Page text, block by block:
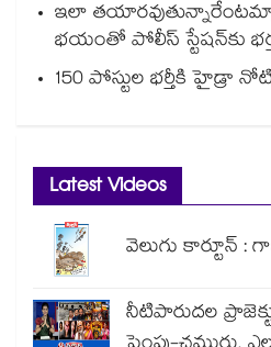
ఇలా
భయంతో పోలీస్ స్టేషన్⁫కు
150 పోస్టుల భర్తీకి హైడ్రా
Latest Videos
వెలుగు కార్టూన్
నీటిపారుదల